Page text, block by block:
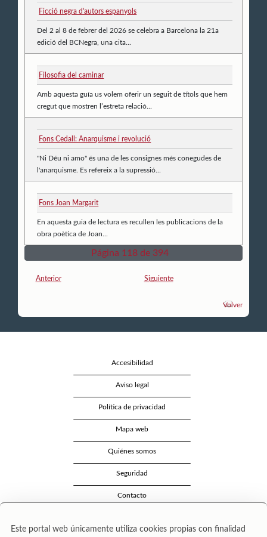
Ficció negra d'autors espanyols
Del 2 al 8 de febrer del 2026 se celebra a Barcelona la 21a
edició del BCNegra, una cita...
Filosofia del caminar
Amb aquesta guía us volem oferir un seguit de títols que hem
cregut que mostren l’estreta relació...
Fons Cedall: Anarquisme i revolució
"Ni Déu ni amo" és una de les consignes més conegudes de
l'anarquisme. Es refereix a la supressió...
Fons Joan Margarit
En aquesta guia de lectura es recullen les publicacions de la
obra poètica de Joan...
Página 118 de 394
Anterior Siguiente
Volver
Accesibilidad
Aviso legal
Política de privacidad
Mapa web
Quiénes somos
Seguridad
Contacto
Este portal web únicamente utiliza cookies propias con finalidad